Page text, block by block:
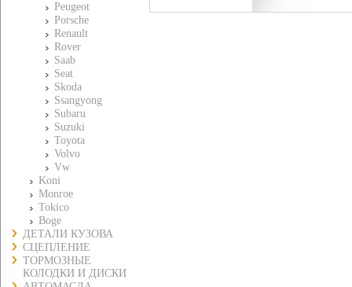
Peugeot
Porsche
Renault
Rover
Saab
Seat
Skoda
Ssangyong
Subaru
Suzuki
Toyota
Volvo
Vw
Koni
Monroe
Tokico
Boge
ДЕТАЛИ КУЗОВА
СЦЕПЛЕНИЕ
ТОРМОЗНЫЕ
КОЛОДКИ И ДИСКИ